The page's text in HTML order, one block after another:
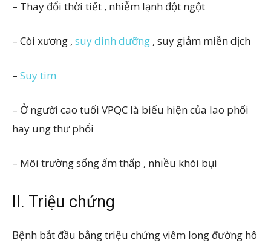
– Thay đổi thời tiết , nhiễm lạnh đột ngột
– Còi xương , suy dinh dưỡng , suy giảm miễn dịch
– Suy tim
– Ở người cao tuổi VPQC là biểu hiện của lao phổi
hay ung thư phổi
– Môi trường sống ẩm thấp , nhiều khói bụi
II. Triệu chứng
Bệnh bắt đầu bằng triệu chứng viêm long đường hô